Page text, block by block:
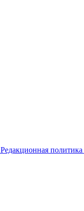
Редакционная политика